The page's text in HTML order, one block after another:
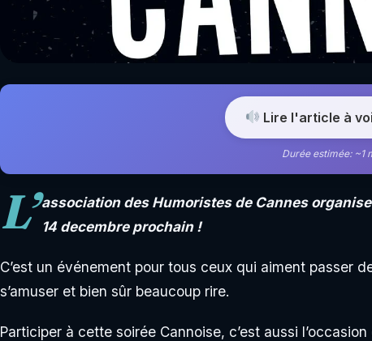
Lire l'article à
Durée estimée: ~1
L’ association des Humoristes de Cannes
14 decembre prochain !
C’est un événement pour tous ceux qui aiment passer
s’amuser et bien sûr beaucoup rire.
Participer à cette soirée Cannoise, c’est aussi